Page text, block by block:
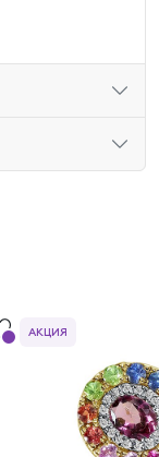
АКЦИЯ